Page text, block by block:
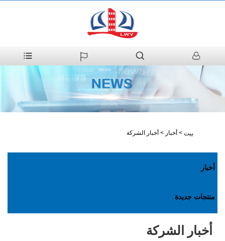
بيت > أخبار > أخبار الشركة
أخبار
منتجات جديدة
أخبار الشركة